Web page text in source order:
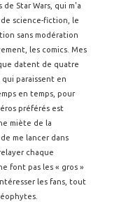
Star Wars, qui m'a
science-fiction, le
sans modération
les comics. Mes
datent de quatre
paraissent en
en temps, pour
préférés est
miète de la
me lancer dans
chaque
font pas les « gros »
les fans, tout